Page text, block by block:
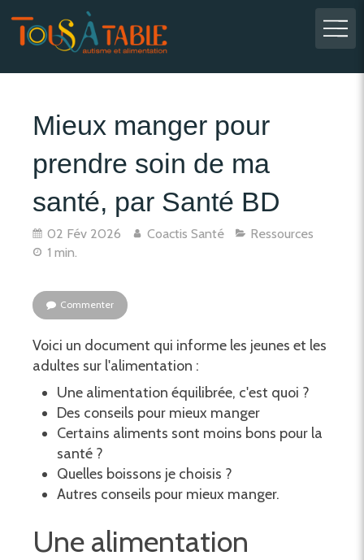
Mieux manger pour
prendre soin de ma
santé, par Santé BD
02 Fév 2026 Coactis Santé
Ressources
1 min.
Commenter
Voici un document qui informe les jeunes et les
adultes sur l'alimentation :
Une alimentation équilibrée, c'est quoi ?
Des conseils pour mieux manger
Certains aliments sont moins bons pour la
santé ?
Quelles boissons je choisis ?
Autres conseils pour mieux manger.
Une alimentation